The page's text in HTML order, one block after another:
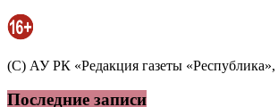
(C) АУ РК «Редакция газеты «Республика»,
Последние записи